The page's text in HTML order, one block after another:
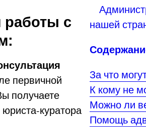
работы с
первичной
получаете
куратора
нашей
За что
К кому не
Можно ли
Помощь